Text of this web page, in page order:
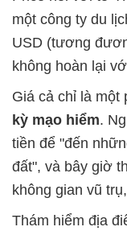
một công ty du
USD (tương
không hoàn lại
Giá cả chỉ là một
kỳ mạo hiểm.
tiền để "đến
đất", và bây giờ
không gian vũ
Thám hiểm địa